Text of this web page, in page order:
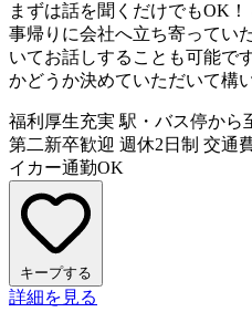
まずは話を聞くだけでもOK
事帰りに会社へ立ち寄ってい
いてお話しすることも可能で
かどうか決めていただいて構
福利厚生充実 駅・バス停から
第二新卒歓迎 週休2日制 交通
イカー通勤OK
キープする
詳細を見る